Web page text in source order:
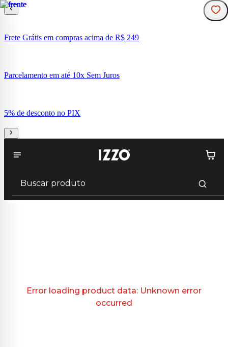
Frete Grátis em compras acima de R$ 249
Parcelamento em até 10x Sem Juros
5% de desconto no PIX
Error loading product data: Unknown error
occurred